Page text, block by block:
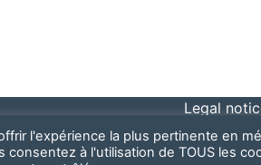
Legal
COPYRIGHT © ALL
l'expérience la plus pertinente en
à l'utilisation de TOUS les